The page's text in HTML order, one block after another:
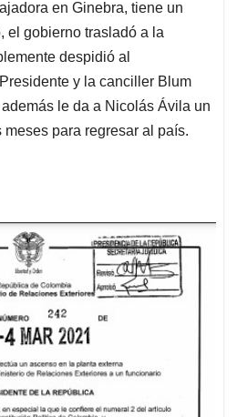
en Ginebra, tiene un
el gobierno trasladó a la
despidió al
y la canciller Blum
le da a Nicolás Ávila un
para regresar al país.